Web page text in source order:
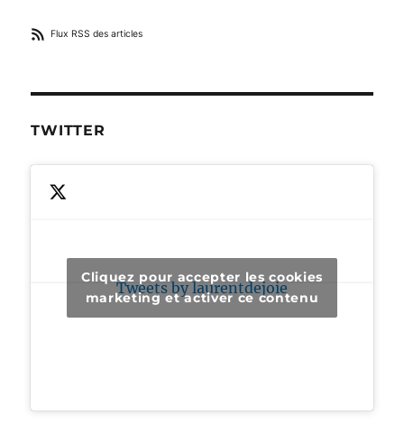
Flux RSS des articles
TWITTER
Tweets by laurentdejoie
Cliquez pour accepter les cookies
marketing et activer ce contenu